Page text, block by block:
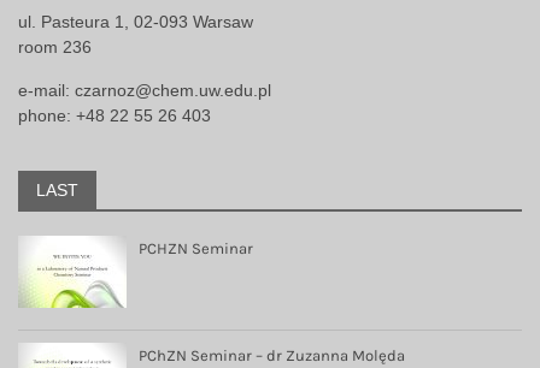
ul. Pasteura 1, 02-093 Warsaw
room 236
e-mail: czarnoz@chem.uw.edu.pl
phone: +48 22 55 26 403
LAST
PCHZN Seminar
PChZN Seminar – dr Zuzanna Molęda